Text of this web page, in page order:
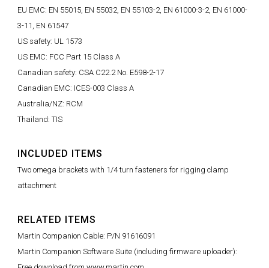
EU EMC: EN 55015, EN 55032, EN 55103-2, EN 61000-3-2, EN 61000-
3-11, EN 61547
US safety: UL 1573
US EMC: FCC Part 15 Class A
Canadian safety: CSA C22.2 No. E598-2-17
Canadian EMC: ICES-003 Class A
Australia/NZ: RCM
Thailand: TIS
INCLUDED ITEMS
Two omega brackets with 1/4 turn fasteners for rigging clamp
attachment
RELATED ITEMS
Martin Companion Cable: P/N 91616091
Martin Companion Software Suite (including firmware uploader):